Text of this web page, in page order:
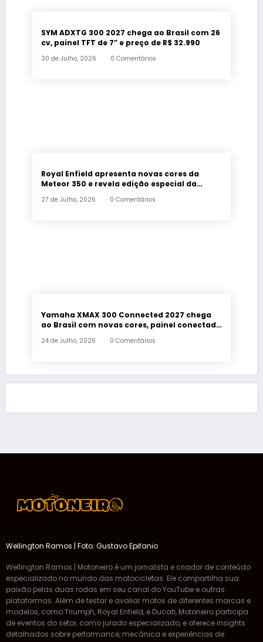
SYM ADXTG 300 2027 chega ao Brasil com 26
cv, painel TFT de 7” e preço de R$ 32.990
30 de Julho, 2026 0 Comentários
Royal Enfield apresenta novas cores da
Meteor 350 e revela edição especial da
27 de Julho, 2026 0 Comentários
Yamaha XMAX 300 Connected 2027 chega
ao Brasil com novas cores, painel conectado
24 de Julho, 2026 0 Comentários
Wellington Ramos | Foto: Gustavo Epifanio
Wellington Ramos | Motoneiro é um jornalista e criador de conteúdo
especializado no mundo das motocicletas. Ele compartilha sua
paixão pelas duas rodas em seu canal do YouTube e outras
plataformas. Além de testar e avaliar motos de diferentes marcas e
modelos, como Triumph, Royal Enfield, e Ducati, Motoneiro participa
de eventos do setor, como jurado especializado, e oferece insights
detalhados sobre performance, mecânica e experiências de